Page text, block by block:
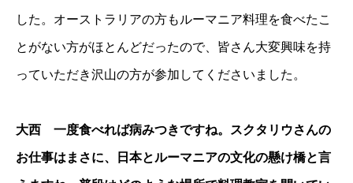
した。オーストラリアの方もルーマニア料理を食べたこ
とがない方がほとんどだったので、皆さん大変興味を持
っていただき沢山の方が参加してくださいました。
大西 一度食べれば病みつきですね。スクタリウさんの
お仕事はまさに、日本とルーマニアの文化の懸け橋と言